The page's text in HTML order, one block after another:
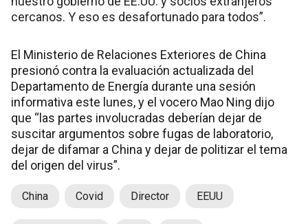
cercanos. Y eso es desafortunado para todos”.
El Ministerio de Relaciones Exteriores de China
presionó contra la evaluación actualizada del
Departamento de Energía durante una sesión
informativa este lunes, y el vocero Mao Ning dijo
que “las partes involucradas deberían dejar de
suscitar argumentos sobre fugas de laboratorio,
dejar de difamar a China y dejar de politizar el tema
del origen del virus”.
China Covid Director EEUU